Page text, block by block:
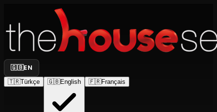
🇬🇧EN
🇹🇷Türkçe 🇬🇧English 🇫🇷Français